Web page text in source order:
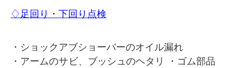
♢足回り・下回り点検
・ショックアブショーバーのオイル漏れ
・アームのサビ、ブッシュのヘタリ ・ゴム部品